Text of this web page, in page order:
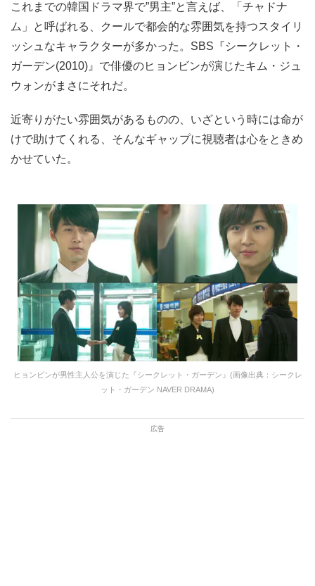
これまでの韓国ドラマ界で”男主”と言えば、「チャドナ
ム」と呼ばれる、クールで都会的な雰囲気を持つスタイリ
ッシュなキャラクターが多かった。SBS『シークレット・
ガーデン(2010)』で俳優のヒョンビンが演じたキム・ジュ
ウォンがまさにそれだ。
近寄りがたい雰囲気があるものの、いざという時には命が
けで助けてくれる、そんなギャップに視聴者は心をときめ
かせていた。
ヒョンビンが男性主人公を演じた『シークレット・ガーデン』(画像出典：シークレ
ット・ガーデン NAVER DRAMA)